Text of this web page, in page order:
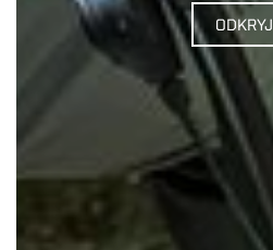
ODKRYJ